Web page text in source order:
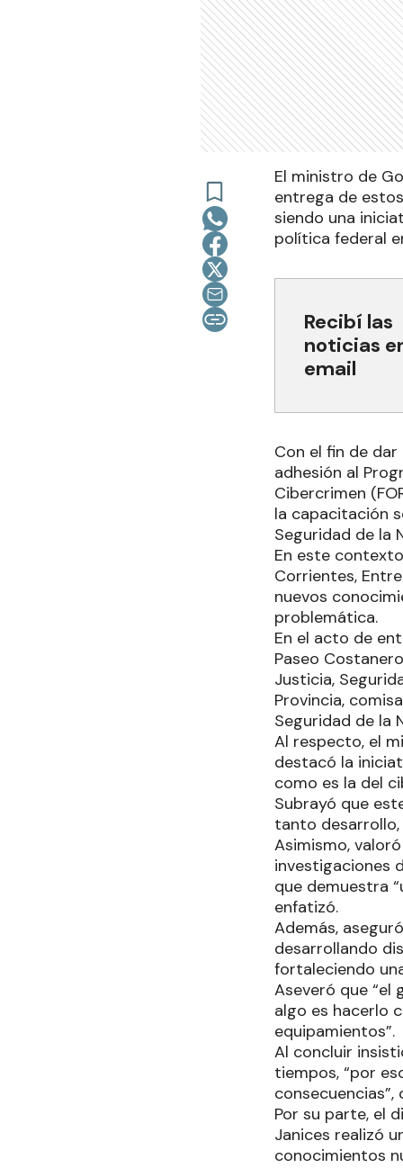
El ministro de
entrega de
siendo una
política federal
Recibí las
noticias
email
Con el fin de
adhesión al
Cibercrimen
la capacitación
Seguridad de la
En este
Corrientes,
nuevos
problemática.
En el acto de
Paseo
Justicia,
Provincia,
Seguridad de la
Al respecto, el
destacó la
como es la del
Subrayó que
tanto
Asimismo,
investigaciones
que demuestra
enfatizó.
Además,
desarrollando
fortaleciendo
Aseveró que
algo es hacerlo
equipamientos”.
Al concluir
tiempos, “por
Por su parte, el
Janices realizó
conocimientos